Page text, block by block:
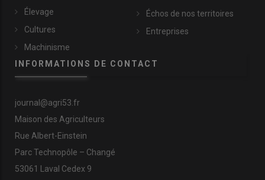
Élevage
Cultures
Machinisme
Échos de nos territoires
Entreprises
INFORMATIONS DE CONTACT
journal@agri53.fr
Maison des Agriculteurs
Rue Albert-Einstein
Parc Technopôle – Changé
53061 Laval Cedex 9